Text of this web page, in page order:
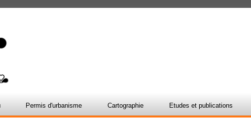
Permis d'urbanisme Cartographie Etudes et publications